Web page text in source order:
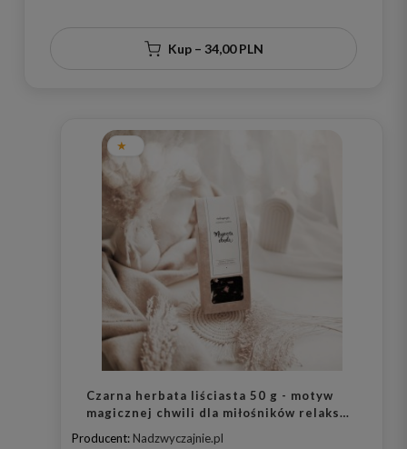
Kup – 34,00 PLN
Czarna herbata liściasta 50 g - motyw
magicznej chwili dla miłośników relaksu
na urodziny
Producent: Nadzwyczajnie.pl